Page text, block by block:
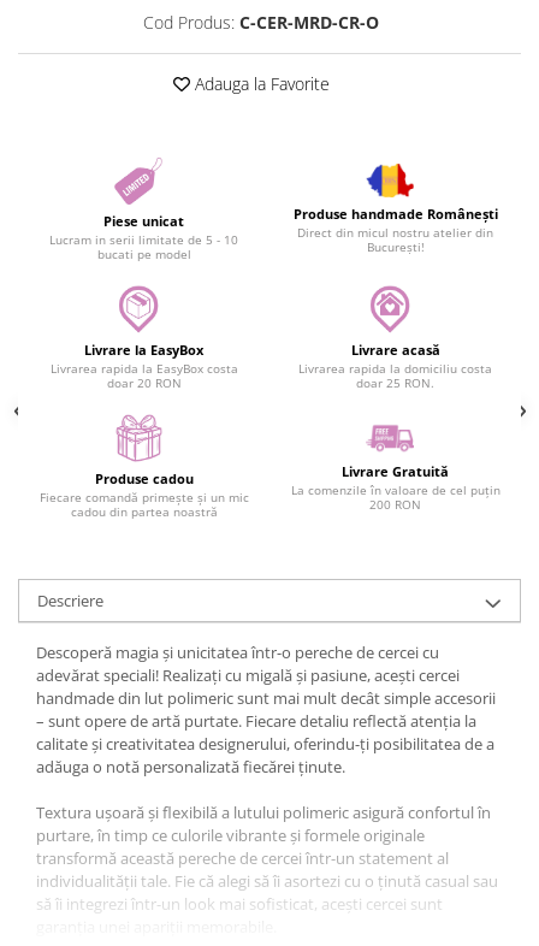
Cod Produs: C-CER-MRD-CR-O
Adauga la Favorite
Piese unicat
Lucram in serii limitate de 5 - 10
bucati pe model
Produse handmade Românești
Direct din micul nostru atelier din
București!
Livrare la EasyBox
Livrarea rapida la EasyBox costa
doar 20 RON
Livrare acasă
Livrarea rapida la domiciliu costa
doar 25 RON.
Produse cadou
Fiecare comandă primește și un mic
cadou din partea noastră
Livrare Gratuită
La comenzile în valoare de cel puțin
200 RON
Descriere
Descoperă magia și unicitatea într-o pereche de cercei cu
adevărat speciali! Realizați cu migală și pasiune, acești cercei
handmade din lut polimeric sunt mai mult decât simple accesorii
– sunt opere de artă purtate. Fiecare detaliu reflectă atenția la
calitate și creativitatea designerului, oferindu-ți posibilitatea de a
adăuga o notă personalizată fiecărei ținute.
Textura ușoară și flexibilă a lutului polimeric asigură confortul în
purtare, în timp ce culorile vibrante și formele originale
transformă această pereche de cercei într-un statement al
individualității tale. Fie că alegi să îi asortezi cu o ținută casual sau
să îi integrezi într-un look mai sofisticat, acești cercei sunt